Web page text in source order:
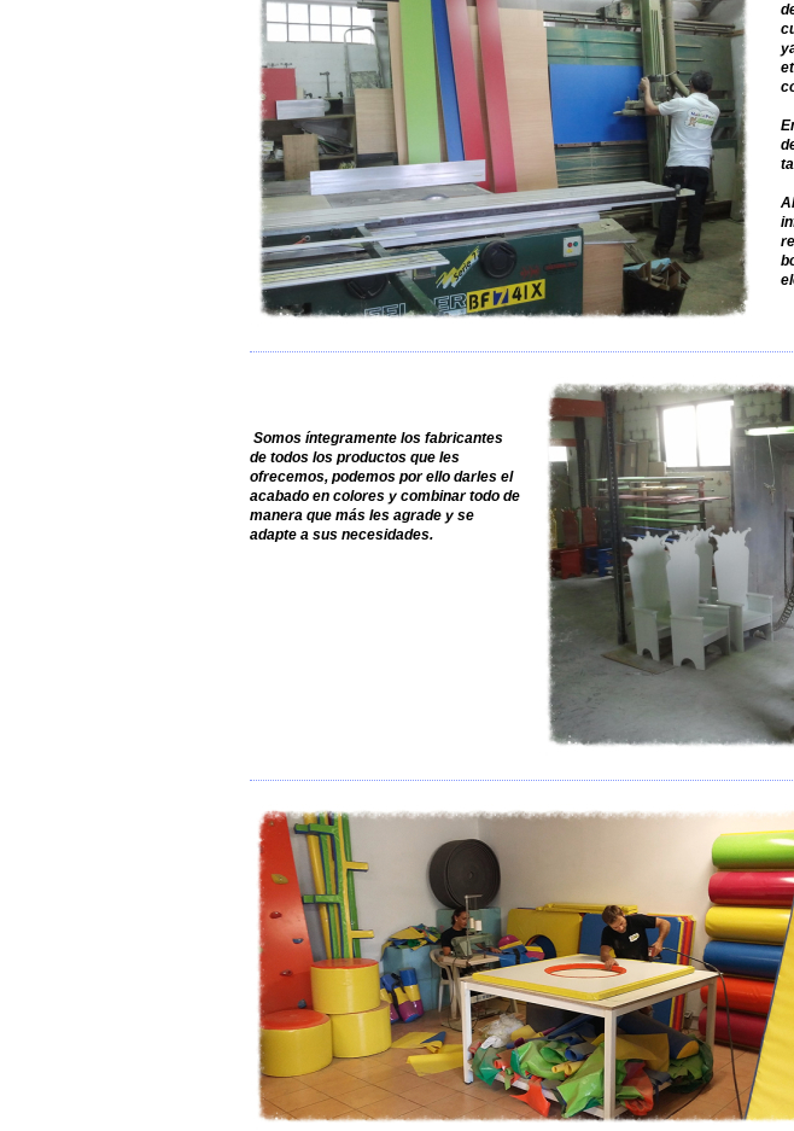
Somos íntegramente los fabricantes
de todos los productos que les
ofrecemos, podemos por ello darles el
acabado en colores y combinar todo de
manera que más les agrade y se
adapte a sus necesidades.